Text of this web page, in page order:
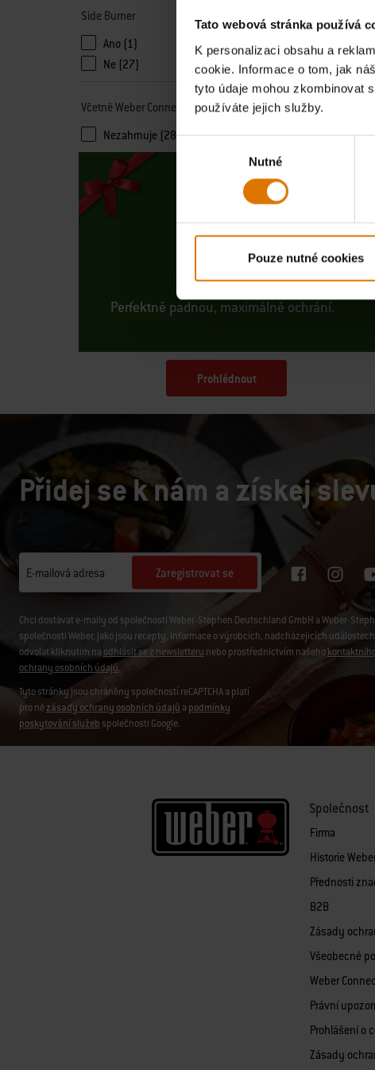
Tato webová stránka používá
K personalizaci obsahu a
cookie. Informace o tom, jak
tyto údaje mohou zkombinovat
používáte jejich služby.
Nutné
Pouze nutné cookies
Side Burner
Ano (1)
Ne (27)
Včetně Weber Connect
Nezahrnuje (28)
OBALY
Perfektně padnou, maximálně ochrání.
Prohlédnout
Přidej se k nám a získej
E-mailová adresa Zaregistrovat se
Chci dostávat e-maily od společnosti Weber-Stephen Deutschland GmbH a Weber-
společnosti Weber, jako jsou recepty, informace o výrobcích, nadcházejících
odvolat kliknutím na odhlásit se z newsletteru nebo prostřednictvím našeho
ochrany osobních údajů.
Tyto stránky jsou chráněny společností reCAPTCHA a platí
pro nězásady ochrany osobních údajů a podmínky
poskytování služeb společnosti Google.
Společnost
Firma
Historie
Přednosti
B2B
Zásady
Všeobecné
Weber
Právní
Prohlášení o
Zásady